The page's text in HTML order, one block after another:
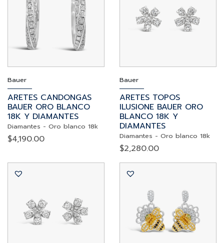
Bauer
ARETES CANDONGAS
BAUER ORO BLANCO
18K Y DIAMANTES
Diamantes - Oro blanco 18k
$4,190.00
Bauer
ARETES TOPOS
ILUSIONE BAUER ORO
BLANCO 18K Y
DIAMANTES
Diamantes - Oro blanco 18k
$2,280.00